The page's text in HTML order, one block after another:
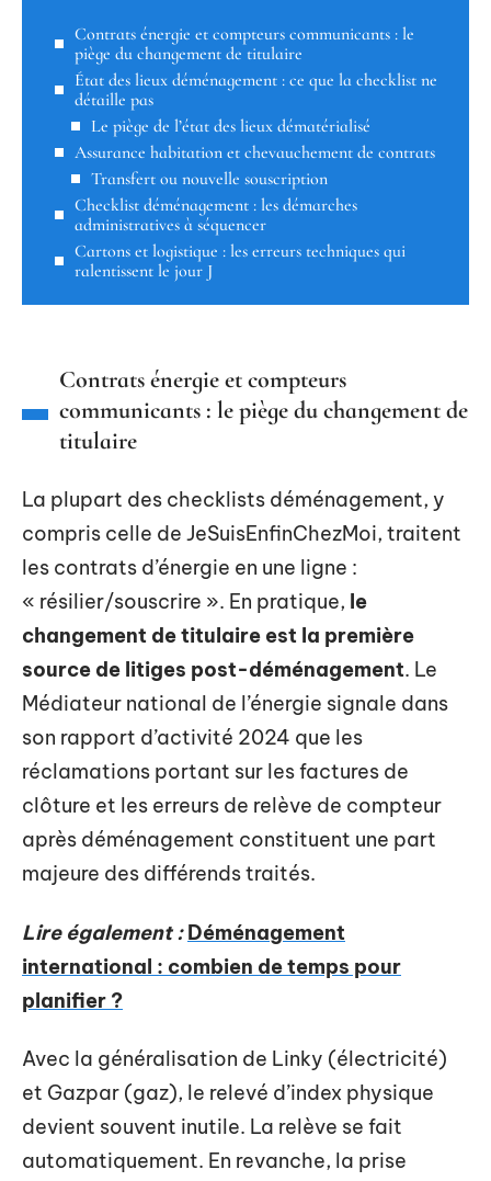
Contrats énergie et compteurs communicants : le
piège du changement de titulaire
État des lieux déménagement : ce que la checklist ne
détaille pas
Le piège de l’état des lieux dématérialisé
Assurance habitation et chevauchement de contrats
Transfert ou nouvelle souscription
Checklist déménagement : les démarches
administratives à séquencer
Cartons et logistique : les erreurs techniques qui
ralentissent le jour J
Contrats énergie et compteurs
communicants : le piège du changement de
titulaire
La plupart des checklists déménagement, y
compris celle de JeSuisEnfinChezMoi, traitent
les contrats d’énergie en une ligne :
« résilier/souscrire ». En pratique, le
changement de titulaire est la première
source de litiges post-déménagement. Le
Médiateur national de l’énergie signale dans
son rapport d’activité 2024 que les
réclamations portant sur les factures de
clôture et les erreurs de relève de compteur
après déménagement constituent une part
majeure des différends traités.
Lire également : Déménagement
international : combien de temps pour
planifier ?
Avec la généralisation de Linky (électricité)
et Gazpar (gaz), le relevé d’index physique
devient souvent inutile. La relève se fait
automatiquement. En revanche, la prise